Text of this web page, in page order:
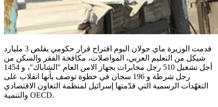
قدمت الوزيرة ماي جولان اليوم اقتراح قرار حكومي يقلص 3 مليارد
شيكل من التعليم العربي، المواصلات، مكافحة الفقر والسكن من
أجل تشغيل 510 رجل مخابرات بجهاز الامن العام "الشاباك"، و 1454
رجل شرطة و 196 سجان في خطوة توصف بأنها انقلاب على
التعهّدات الرسمية التي قدّمتها إسرائيل لمنظمة التعاون الاقتصادي
والتنمية OECD.